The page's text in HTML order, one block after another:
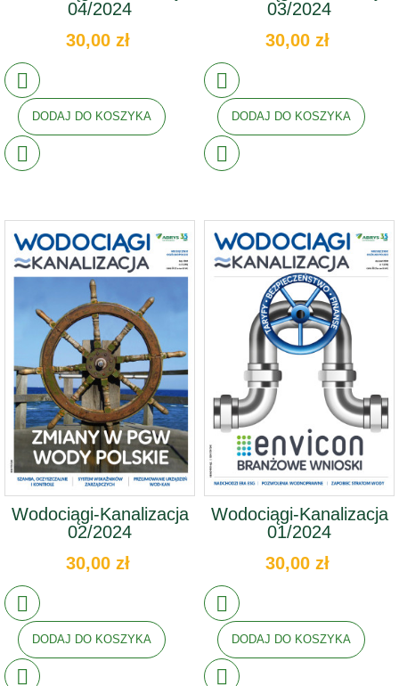
04/2024
30,00 zł
DODAJ DO KOSZYKA
03/2024
30,00 zł
DODAJ DO KOSZYKA
Wodociągi-Kanalizacja
02/2024
30,00 zł
DODAJ DO KOSZYKA
Wodociągi-Kanalizacja
01/2024
30,00 zł
DODAJ DO KOSZYKA